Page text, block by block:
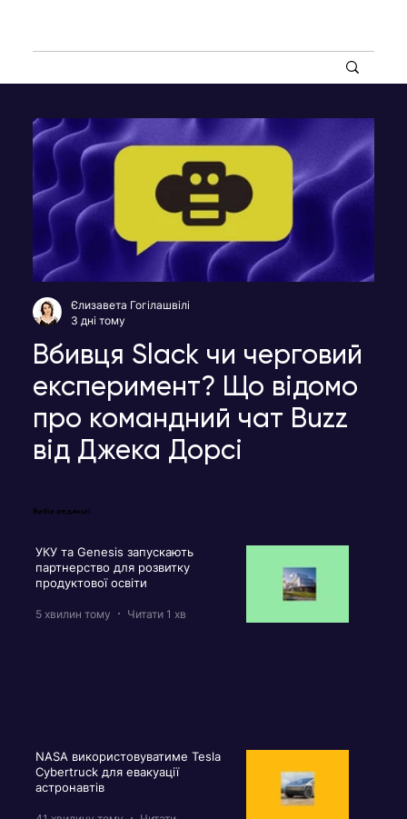
Вбивця Slack чи черговий
експеримент? Що відомо
про командний чат Buzz
від Джека Дорсі
Єлизавета Гогілашвілі
3 дні тому
Вибір редакції
УКУ та Genesis запускають
партнерство для розвитку
продуктової освіти
5 хвилин тому Читати 1 хв
NASA використовуватиме Tesla
Cybertruck для евакуації
астронавтів